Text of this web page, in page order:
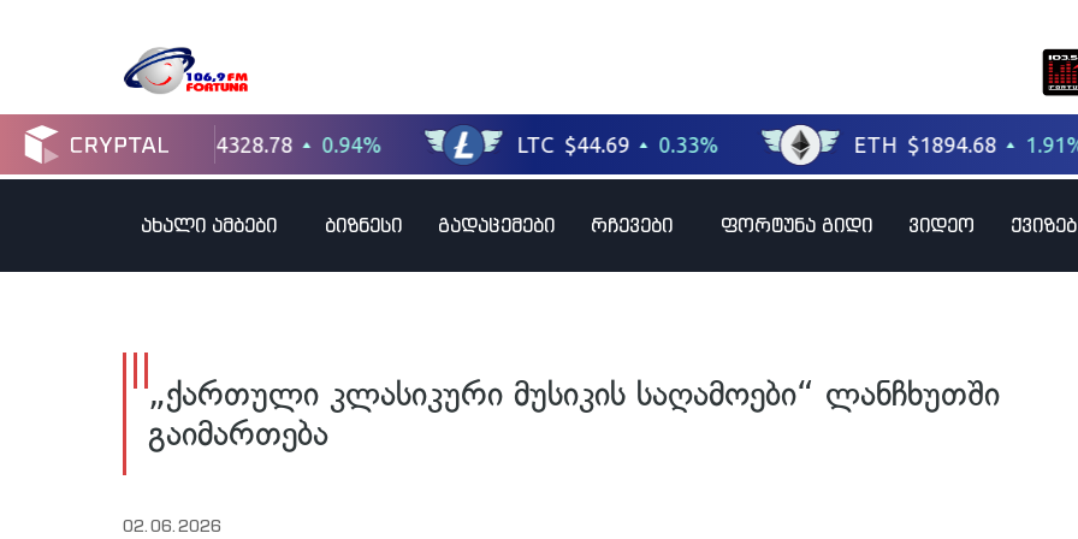
ახალი ამბები ბიზნესი გადაცემები რჩევები ფორტუნა გიდი ვიდეო
„ქართული კლასიკური მუსიკის საღამოები“ ლანჩხუთში
გაიმართება
02.06.2026